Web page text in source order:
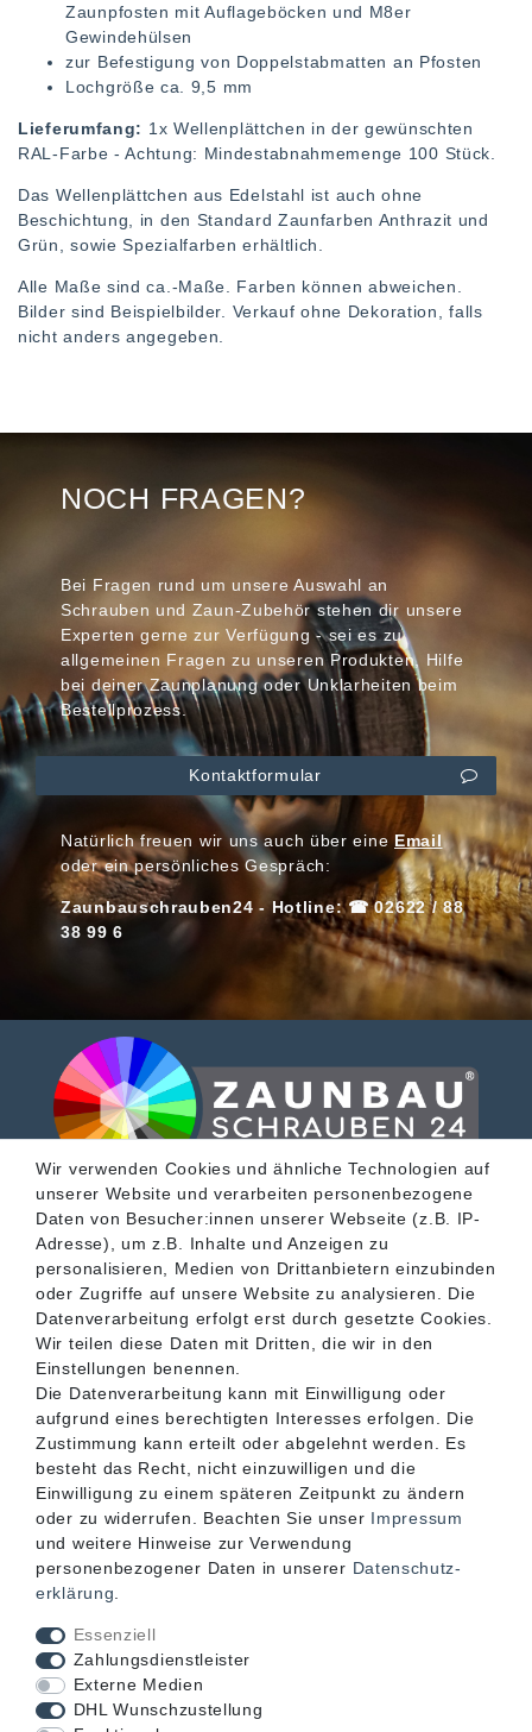
Zaunpfosten mit Auflageböcken und M8er
Gewindehülsen
zur Befestigung von Doppelstabmatten an Pfosten
Lochgröße ca. 9,5 mm
Lieferumfang: 1x Wellenplättchen in der gewünschten
RAL-Farbe - Achtung: Mindestabnahmemenge 100 Stück.
Das Wellenplättchen aus Edelstahl ist auch ohne
Beschichtung, in den Standard Zaunfarben Anthrazit und
Grün, sowie Spezialfarben erhältlich.
Alle Maße sind ca.-Maße. Farben können abweichen.
Bilder sind Beispielbilder. Verkauf ohne Dekoration, falls
nicht anders angegeben.
NOCH FRAGEN?
Bei Fragen rund um unsere Auswahl an
Schrauben und Zaun-Zubehör stehen dir unsere
Experten gerne zur Verfügung - sei es zu
allgemeinen Fragen zu unseren Produkten, Hilfe
bei deiner Zaunplanung oder Unklarheiten beim
Bestellprozess.
Kontaktformular
Natürlich freuen wir uns auch über eineEmail
oder ein persönliches Gespräch:
Zaunbauschrauben24 - Hotline: ☎ 02622 / 88
38 99 6
SERVICE
INFORMATIONEN
KONTAKT
Wir verwenden Cookies und ähnliche Technologien auf
unserer Website und verarbeiten personenbezogene
Daten von Besucher:innen unserer Webseite (z.B. IP-
Adresse), um z.B. Inhalte und Anzeigen zu
personalisieren, Medien von Drittanbietern einzubinden
oder Zugriffe auf unsere Website zu analysieren. Die
Datenverarbeitung erfolgt erst durch gesetzte Cookies.
Wir teilen diese Daten mit Dritten, die wir in den
Einstellungen benennen.
Die Datenverarbeitung kann mit Einwilligung oder
aufgrund eines berechtigten Interesses erfolgen. Die
Zustimmung kann erteilt oder abgelehnt werden. Es
besteht das Recht, nicht einzuwilligen und die
Einwilligung zu einem späteren Zeitpunkt zu ändern
oder zu widerrufen. Beachten Sie unser Impressum
und weitere Hinweise zur Verwendung
personenbezogener Daten in unserer Daten­schutz­
erklärung
Essenziell
Zahlungsdienstleister
Externe Medien
DHL Wunschzustellung